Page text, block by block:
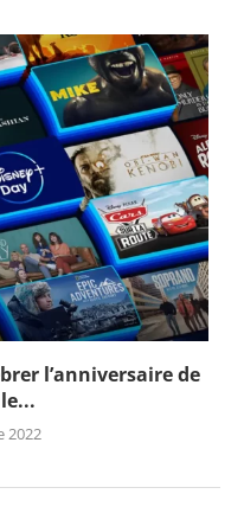
l’anniversaire de
2022